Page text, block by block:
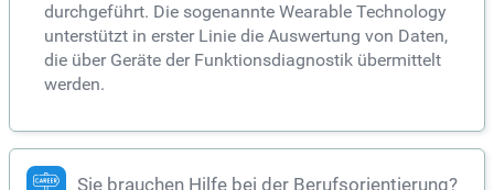
durchgeführt. Die sogenannte Wearable Technology
unterstützt in erster Linie die Auswertung von Daten,
die über Geräte der Funktionsdiagnostik übermittelt
werden.
Sie brauchen Hilfe bei der Berufsorientierung?